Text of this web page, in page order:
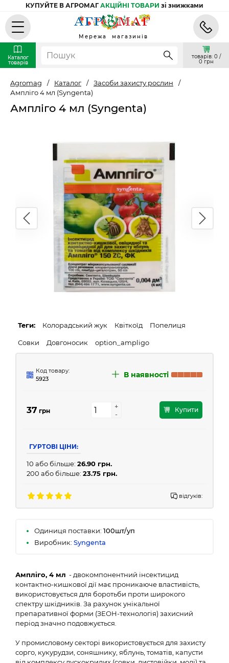
КУПУЙТЕ В АГРОМАГ АКЦІЙНІ ТОВАРИ зі знижками
Мережа магазинів
Каталог
товарів
товарів: 0 /
0 грн
Agromag / Каталог / Засоби захисту рослин
/
Амплiго 4 мл (Syngenta)
Амплiго 4 мл (Syngenta)
Теги: Колорадський жук Квіткоїд Попелиця
Совки Довгоносик option_ampligo
Код товару:
5923
В наявності
37 грн
+
-
+
-
Купити
ГУРТОВІ ЦІНИ:
10 або більше: 26.90 грн.
200 або більше: 23.75 грн.
відгуків:
Одиниця поставки: 100шт/уп
Виробник: Syngenta
Ампліго, 4 мл - двокомпонентний інсектицид
контактно-кишкової дії має проникаюче властивість,
використовується для боротьби проти широкого
спектру шкідників. За рахунок унікальної
препаративної форми (ЗЕОН-технологія) захисний
період значно подовжується.
У промисловому секторі використовується для захисту
сорго, кукурудзи, соняшнику, яблунь, томатів, капусти